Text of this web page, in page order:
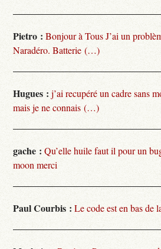
Pietro : Bonjour à Tous J’ai un
Naradéro. Batterie (…)
Hugues : j’ai recupéré un cadre sans
mais je ne connais (…)
gache : Qu’elle huile faut il pour un
moon merci
Paul Courbis : Le code est en bas de